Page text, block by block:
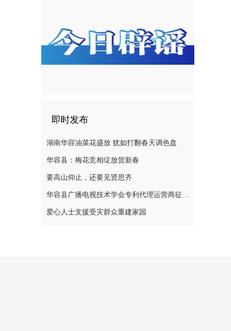
即时发布
湖南华容油菜花盛放 犹如打翻春天调色盘
华容县：梅花竞相绽放贺新春
要高山仰止，还要见贤思齐
华容县广播电视技术学会专利代理运营商征集公告
爱心人士支援受灾群众重建家园